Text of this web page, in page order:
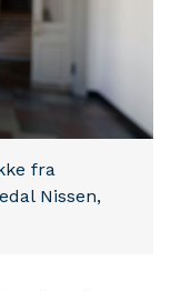
fra
Nissen,